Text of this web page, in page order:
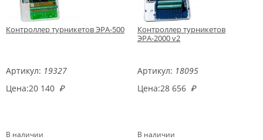
Контроллер турникетов ЭРА-500
Артикул: 19327
Цена:20 140 ₽
В наличии
Контроллер турникетов
ЭРА-2000 v2
Артикул: 18095
Цена:28 656 ₽
В наличии